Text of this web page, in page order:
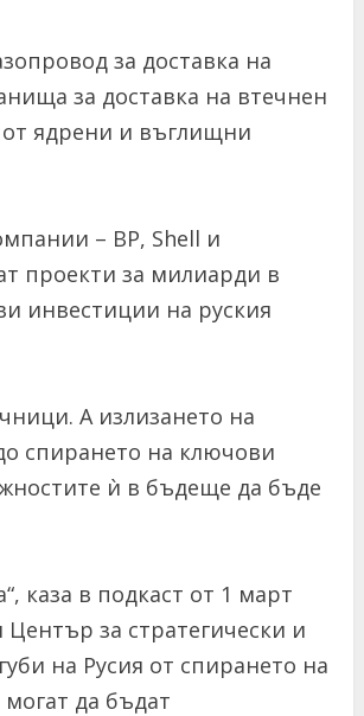
за доставка на
за доставка на втечнен
от ядрени и въглищни
– BP, Shell и
проекти за милиарди в
инвестиции на руския
А излизането на
спирането на ключови
ѝ в бъдеще да бъде
каза в подкаст от 1 март
за стратегически и
на Русия от спирането на
да бъдат